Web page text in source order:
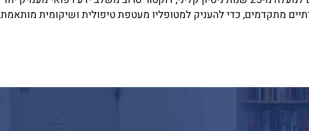
מתקדמים, כדי להעניק למטופליו מעטפת טיפולית ושיקומית מותאמת